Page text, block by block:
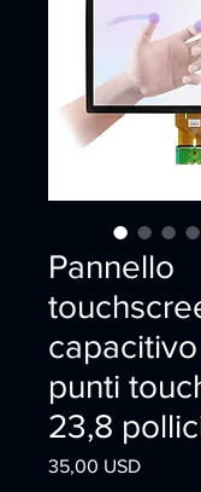
Pannello
punti
23,8
35,00 USDPrezzo